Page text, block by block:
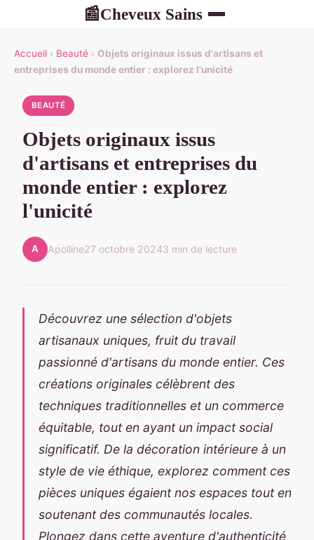
📰Cheveux Sains
Accueil › Beauté › Objets originaux issus d'artisans et
entreprises du monde entier : explorez l'unicité
BEAUTÉ
Objets originaux issus
d'artisans et entreprises du
monde entier : explorez
l'unicité
A Apolline27 octobre 20243 min de lecture
Découvrez une sélection d'objets
artisanaux uniques, fruit du travail
passionné d'artisans du monde entier. Ces
créations originales célèbrent des
techniques traditionnelles et un commerce
équitable, tout en ayant un impact social
significatif. De la décoration intérieure à un
style de vie éthique, explorez comment ces
pièces uniques égaient nos espaces tout en
soutenant des communautés locales.
Plongez dans cette aventure d'authenticité